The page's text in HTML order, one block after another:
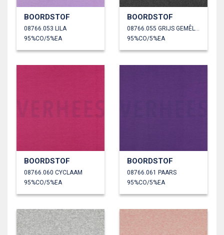
BOORDSTOF
08766.053 LILA
95%CO/5%EA
BOORDSTOF
08766.055 GRIJS GEMÊLEERD
95%CO/5%EA
BOORDSTOF
08766.060 CYCLAAM
95%CO/5%EA
BOORDSTOF
08766.061 PAARS
95%CO/5%EA